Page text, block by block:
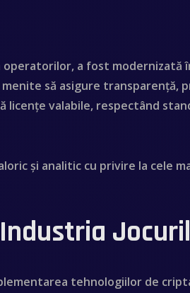
a fost modernizată
să asigure transparență,
valabile, respectând
și analitic cu privire la cele
tehnologiilor de